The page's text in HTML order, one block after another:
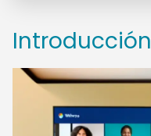
Introducción